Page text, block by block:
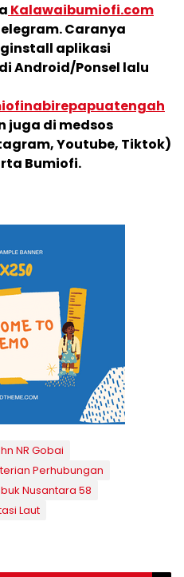
Kalawaibumiofi.com
Caranya
aplikasi
Android/Ponsel lalu
juga di medsos
Youtube, Tiktok)
Bumiofi.
NR Gobai
Perhubungan
Nusantara 58
Laut